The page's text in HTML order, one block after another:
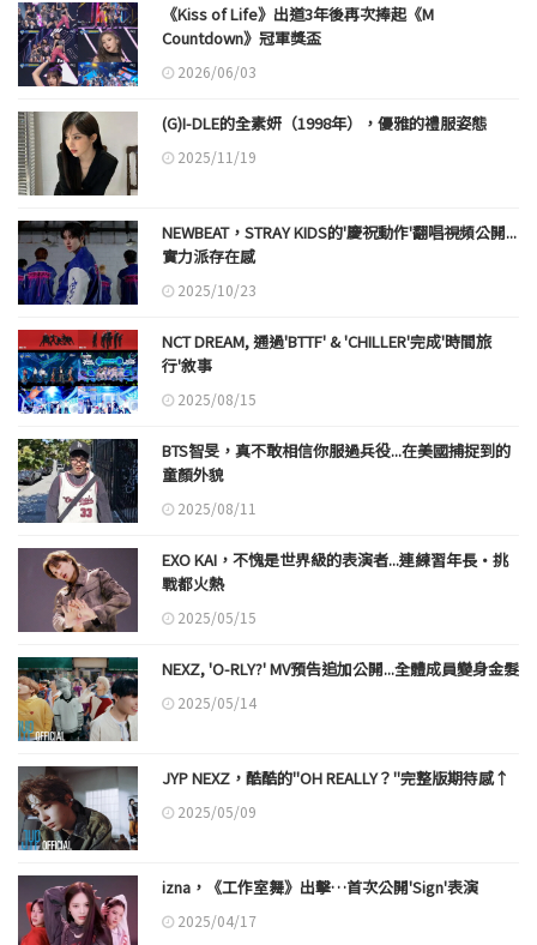
《Kiss of Life》出道3年後再次捧起《M
Countdown》冠軍獎盃
2026/06/03
(G)I-DLE的全素妍（1998年），優雅的禮服姿態
2025/11/19
NEWBEAT，STRAY KIDS的'慶祝動作'翻唱視頻公開...
實力派存在感
2025/10/23
NCT DREAM, 通過'BTTF' & 'CHILLER'完成'時間旅
行'敘事
2025/08/15
BTS智旻，真不敢相信你服過兵役...在美國捕捉到的
童顏外貌
2025/08/11
EXO KAI，不愧是世界級的表演者...連練習年長·挑
戰都火熱
2025/05/15
NEXZ, 'O-RLY?' MV預告追加公開...全體成員變身金髮
2025/05/14
JYP NEXZ，酷酷的"OH REALLY？"完整版期待感↑
2025/05/09
izna，《工作室舞》出擊…首次公開'Sign'表演
2025/04/17